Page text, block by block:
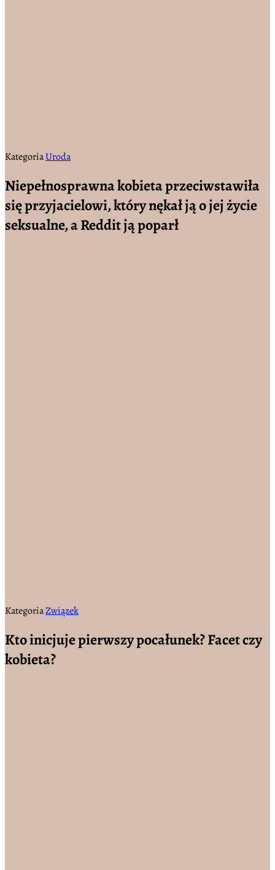
KategoriaUroda
Niepełnosprawna kobieta przeciwstawiła
się przyjacielowi, który nękał ją o jej życie
seksualne, a Reddit ją poparł
KategoriaZwiązek
Kto inicjuje pierwszy pocałunek? Facet czy
kobieta?